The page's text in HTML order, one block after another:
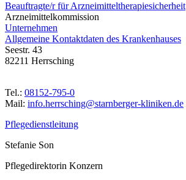
Beauftragte/r für Arzneimitteltherapiesicherheit
Arzneimittelkommission
Unternehmen
Allgemeine Kontaktdaten des Krankenhauses
Seestr. 43
82211 Herrsching
Tel.: 08152-795-0
Mail: ed.nekinilk-regrebnrats@gnihcsrreh.ofni
Pflegedienstleitung
Stefanie Son
Pflegedirektorin Konzern